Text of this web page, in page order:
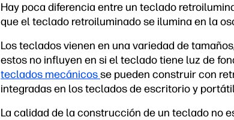
Hay poca diferencia entre un teclado
que el teclado retroiluminado se ilumina en la
Los teclados vienen en una variedad de
estos no influyen en si el teclado tiene luz de
teclados mecánicosse pueden construir con
integradas en los teclados de escritorio y
La calidad de la construcción de un teclado no